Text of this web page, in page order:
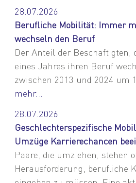
28.07.2026
Berufliche Mobilität: Immer
wechseln den Beruf
Der Anteil der Beschäftigten,
eines Jahres ihren Beruf
zwischen 2013 und 2024 um
mehr...
28.07.2026
Geschlechterspezifische
Umzüge Karrierechancen
Paare, die umziehen, stehen
Herausforderung, berufliche